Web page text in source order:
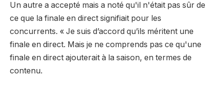
Un autre a accepté mais a noté qu'il n'était pas sûr de
ce que la finale en direct signifiait pour les
concurrents. « Je suis d’accord qu’ils méritent une
finale en direct. Mais je ne comprends pas ce qu'une
finale en direct ajouterait à la saison, en termes de
contenu.